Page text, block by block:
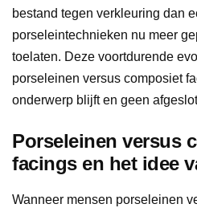
bestand tegen verkleuring dan
porseleintechnieken nu meer
toelaten. Deze voortdurende
porseleinen versus composiet
onderwerp blijft en geen
Porseleinen versus
facings en het idee
Wanneer mensen porseleinen